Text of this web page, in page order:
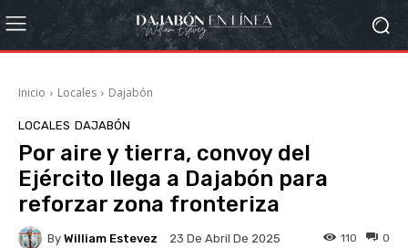
Inicio Locales Dajabón
LOCALES DAJABÓN
Por aire y tierra, convoy del
Ejército llega a Dajabón para
reforzar zona fronteriza
By William Estevez 23 De Abril De 2025 0
110